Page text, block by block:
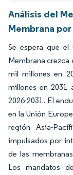
Análisis del
Membrana
Se espera que
Membrana crezca
mil millones en
millones en 2031
2026-2031. El
en la Unión
región Asia-
impulsados por
de las
Los mandatos